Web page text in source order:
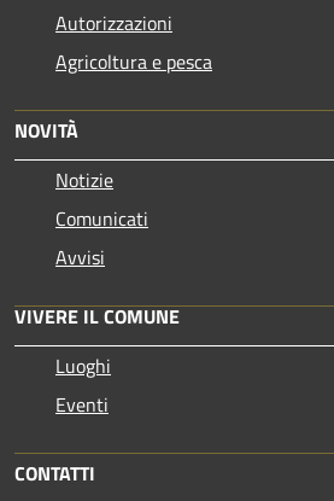
Autorizzazioni
Agricoltura e pesca
NOVITÀ
Notizie
Comunicati
Avvisi
VIVERE IL COMUNE
Luoghi
Eventi
CONTATTI